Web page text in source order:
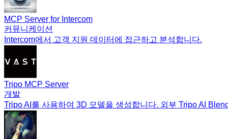
MCP Server for Intercom
커뮤니케이션
Intercom에서 고객 지원 데이터에 접근하고 분석합니다.
Tripo MCP Server
개발
Tripo AI를 사용하여 3D 모델을 생성합니다. 외부 Tripo AI